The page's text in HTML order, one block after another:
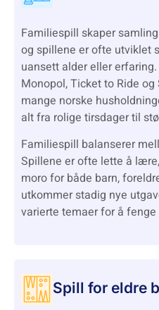
Familiespill skaper
og spillene er ofte utviklet
uansett alder eller
Monopol, Ticket to Ride
mange norske
alt fra rolige tirsdager til
Familiespill balanserer
Spillene er ofte lette å
moro for både barn,
utkommer stadig nye
varierte temaer for å fenge
Spill for eldre